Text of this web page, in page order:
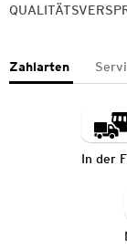
Zahlarten
In der